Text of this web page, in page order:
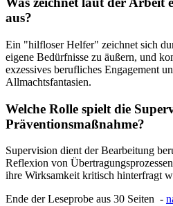
aus?
Ein "hilfloser Helfer" zeichnet sich
eigene Bedürfnisse zu äußern, und
exzessives berufliches Engagement
Allmachtsfantasien.
Welche Rolle spielt die
Präventionsmaßnahme?
Supervision dient der Bearbeitung
Reflexion von
ihre Wirksamkeit kritisch hinterfragt
Ende der Leseprobe aus 30 Seiten -